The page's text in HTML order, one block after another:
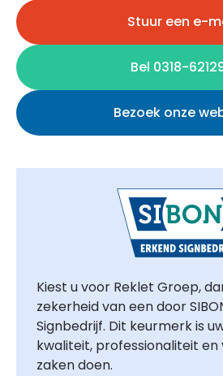
Stuur een e-
Bel 0318-
Bezoek onze
Kiest u voor Reklet Groep,
zekerheid van een door
Signbedrijf. Dit keurmerk is
kwaliteit, professionaliteit
zaken doen.